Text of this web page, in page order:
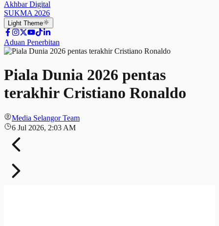
Akhbar Digital
SUKMA 2026
Light Theme
Aduan Penerbitan
Piala Dunia 2026 pentas
terakhir Cristiano Ronaldo
Media Selangor Team
6 Jul 2026, 2:03 AM